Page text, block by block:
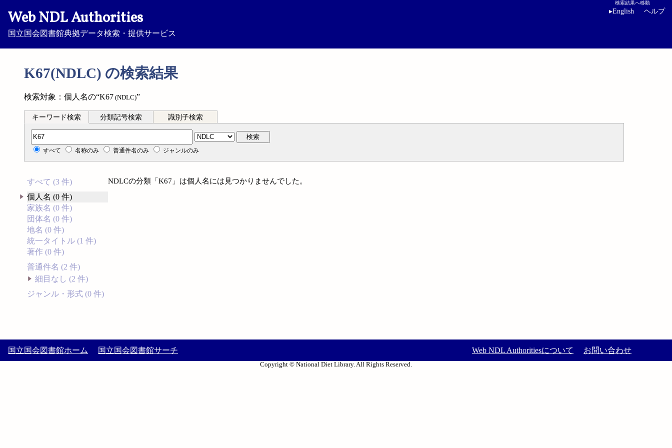
Web NDL Authorities
国立国会図書館典拠データ検索・提供サービス
検索結果へ移動
▸English ヘルプ
K67(NDLC) の検索結果
検索対象：個人名の“K67 (NDLC)”
キーワード検索 分類記号検索 識別子検索
分類記号検索 検索
すべて 名称のみ 普通件名のみ ジャンルのみ
すべて (3 件)
個人名 (0 件)
家族名 (0 件)
団体名 (0 件)
地名 (0 件)
統一タイトル (1 件)
著作 (0 件)
普通件名 (2 件)
細目なし (2 件)
ジャンル・形式 (0 件)
NDLCの分類「K67」は個人名には見つかりませんでした。
国立国会図書館ホーム 国立国会図書館サーチ Web NDL Authoritiesについて お問い合わせ
Copyright © National Diet Library. All Rights Reserved.